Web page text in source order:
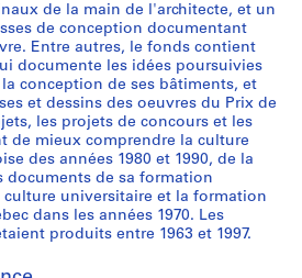
de la main de l'architecte, et un
de conception documentant
Entre autres, le fonds contient
documente les idées poursuivies
conception de ses bâtiments, et
et dessins des oeuvres du Prix de
les projets de concours et les
de mieux comprendre la culture
des années 1980 et 1990, de la
documents de sa formation
culture universitaire et la formation
dans les années 1970. Les
produits entre 1963 et 1997.